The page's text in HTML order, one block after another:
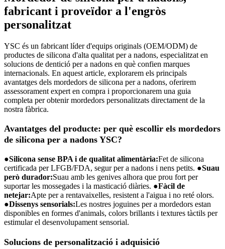
fabricant i proveïdor a l'engròs
personalitzat
YSC és un fabricant líder d'equips originals (OEM/ODM) de
productes de silicona d'alta qualitat per a nadons, especialitzat en
solucions de dentició per a nadons en què confien marques
internacionals. En aquest article, explorarem els principals
avantatges dels mordedors de silicona per a nadons, oferirem
assessorament expert en compra i proporcionarem una guia
completa per obtenir mordedors personalitzats directament de la
nostra fàbrica.
Avantatges del producte: per què escollir els mordedors
de silicona per a nadons YSC?
●Silicona sense BPA i de qualitat alimentària:Fet de silicona
certificada per LFGB/FDA, segur per a nadons i nens petits. ●Suau
però durador:Suau amb les genives alhora que prou fort per
suportar les mossegades i la masticació diàries. ●Fàcil de
netejar:Apte per a rentavaixelles, resistent a l'aigua i no reté olors.
●Dissenys sensorials:Les nostres joguines per a mordedors estan
disponibles en formes d'animals, colors brillants i textures tàctils per
estimular el desenvolupament sensorial.
Solucions de personalització i adquisició